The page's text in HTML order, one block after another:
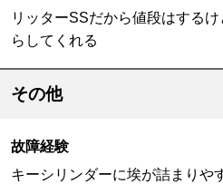
リッターSSだから値段はする
らしてくれる
その他
故障経験
キーシリンダーに埃が詰まりや